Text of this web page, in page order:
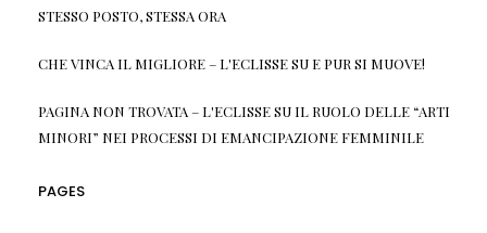
STESSO POSTO, STESSA ORA
CHE VINCA IL MIGLIORE – L'ECLISSESU E PUR SI MUOVE!
PAGINA NON TROVATA – L'ECLISSESU IL RUOLO DELLE “ARTI
MINORI” NEI PROCESSI DI EMANCIPAZIONE FEMMINILE
PAGES